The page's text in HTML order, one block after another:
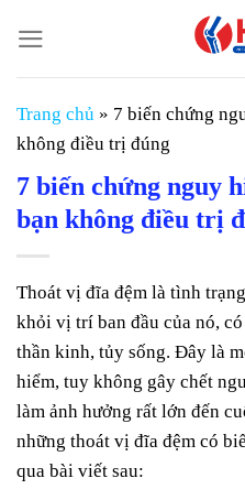
đến
nội
dung
Trang chủ » 7 biến chứng
không điều trị đúng
7 biến chứng nguy
bạn không điều trị
Thoát vị đĩa đệm là tình
khỏi vị trí ban đầu của nó,
thần kinh, tủy sống. Đây là
hiểm, tuy không gây chết
làm ảnh hưởng rất lớn đến
những thoát vị đĩa đệm có
qua bài viết sau: